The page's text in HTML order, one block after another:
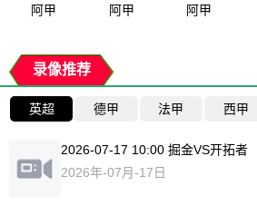
阿甲 阿甲 阿甲
录像推荐
英超 德甲 法甲 西甲
2026-07-17 10:00 掘金VS开拓者
2026年-07月-17日